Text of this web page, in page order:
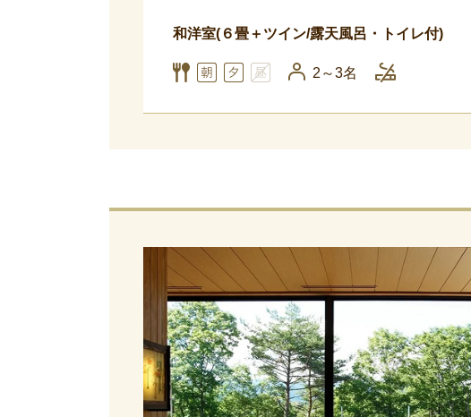
和洋室(６畳＋ツイン/露天風呂・トイレ付)
2～3名